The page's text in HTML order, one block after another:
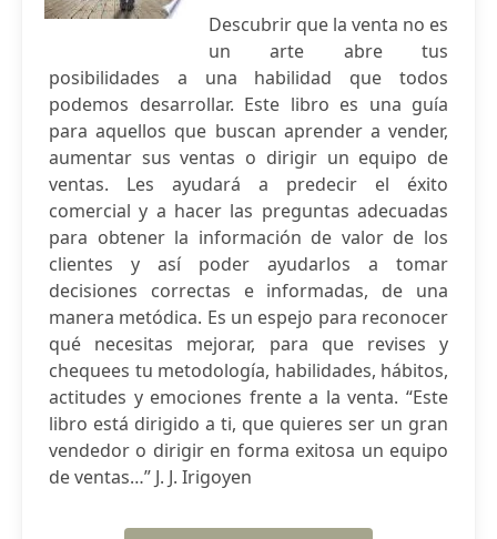
Descubrir que la venta no es
un arte abre tus
posibilidades a una habilidad que todos
podemos desarrollar. Este libro es una guía
para aquellos que buscan aprender a vender,
aumentar sus ventas o dirigir un equipo de
ventas. Les ayudará a predecir el éxito
comercial y a hacer las preguntas adecuadas
para obtener la información de valor de los
clientes y así poder ayudarlos a tomar
decisiones correctas e informadas, de una
manera metódica. Es un espejo para reconocer
qué necesitas mejorar, para que revises y
chequees tu metodología, habilidades, hábitos,
actitudes y emociones frente a la venta. “Este
libro está dirigido a ti, que quieres ser un gran
vendedor o dirigir en forma exitosa un equipo
de ventas…” J. J. Irigoyen